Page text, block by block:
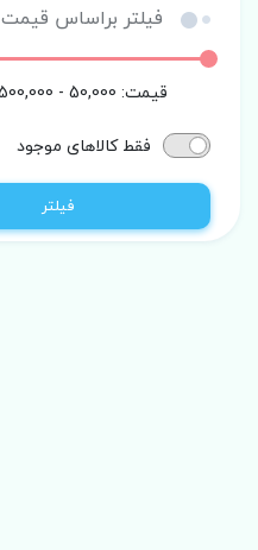
فیلتر براساس قیمت
قیمت: 50,000 - 8,500,000
فقط کالاهای موجود
فیلتر